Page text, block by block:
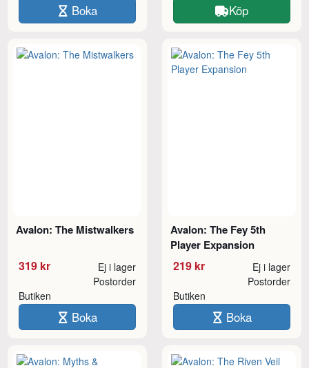
Boka Köp
Avalon: The Mistwalkers
319 kr Ej i lager
Butiken
Postorder
Boka
Avalon: The Fey 5th
Player Expansion
219 kr Ej i lager
Butiken
Postorder
Boka